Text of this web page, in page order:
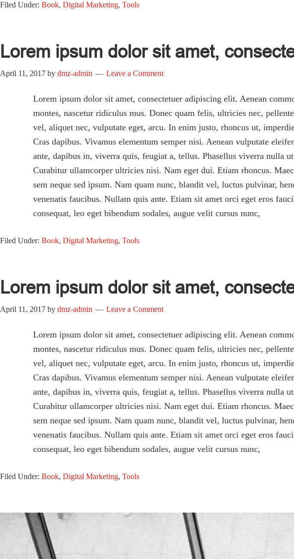
Filed Under: Book, Digital Marketing, Tools
Lorem ipsum dolor sit amet,
April 11, 2017 by dmz-admin Leave a Comment
Lorem ipsum dolor sit amet, consectetuer adipiscing elit. Aenean
montes, nascetur ridiculus mus. Donec quam felis, ultricies nec,
vel, aliquet nec, vulputate eget, arcu. In enim justo, rhoncus ut,
Cras dapibus. Vivamus elementum semper nisi. Aenean vulputate
ante, dapibus in, viverra quis, feugiat a, tellus. Phasellus viverra nulla
Curabitur ullamcorper ultricies nisi. Nam eget dui. Etiam rhoncus.
sem neque sed ipsum. Nam quam nunc, blandit vel, luctus pulvinar,
venenatis faucibus. Nullam quis ante. Etiam sit amet orci eget eros
consequat, leo eget bibendum sodales, augue velit cursus nunc,
Filed Under: Book, Digital Marketing, Tools
Lorem ipsum dolor sit amet,
April 11, 2017 by dmz-admin Leave a Comment
Lorem ipsum dolor sit amet, consectetuer adipiscing elit. Aenean
montes, nascetur ridiculus mus. Donec quam felis, ultricies nec,
vel, aliquet nec, vulputate eget, arcu. In enim justo, rhoncus ut,
Cras dapibus. Vivamus elementum semper nisi. Aenean vulputate
ante, dapibus in, viverra quis, feugiat a, tellus. Phasellus viverra nulla
Curabitur ullamcorper ultricies nisi. Nam eget dui. Etiam rhoncus.
sem neque sed ipsum. Nam quam nunc, blandit vel, luctus pulvinar,
venenatis faucibus. Nullam quis ante. Etiam sit amet orci eget eros
consequat, leo eget bibendum sodales, augue velit cursus nunc,
Filed Under: Book, Digital Marketing, Tools